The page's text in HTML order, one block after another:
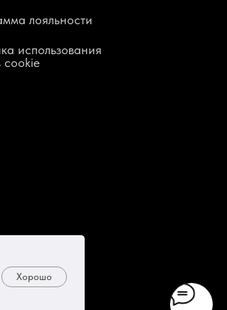
Хорошо
лояльности
использования
cookie